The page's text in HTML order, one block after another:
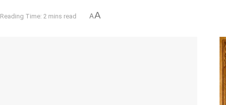
Reading Time: 2 mins read AA